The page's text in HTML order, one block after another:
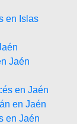
en Islas
Jaén
en Jaén
en Jaén
en Jaén